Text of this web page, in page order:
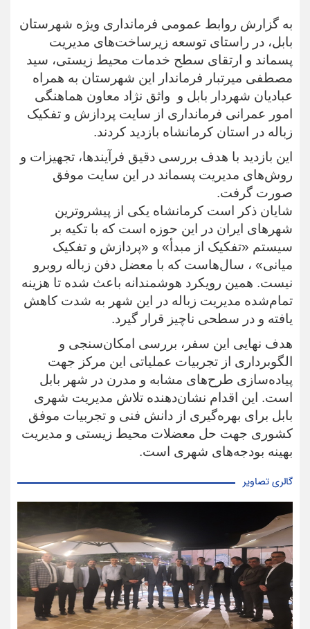
به گزارش روابط عمومی فرمانداری ویژه شهرستان
بابل، در راستای توسعه زیرساخت‌های مدیریت
پسماند و ارتقای سطح خدمات محیط زیستی، سید
مصطفی میرتبار فرماندار این شهرستان به همراه
عبادیان شهردار بابل و واثق نژاد معاون هماهنگی
امور عمرانی فرمانداری از سایت پردازش و تفکیک
زباله در استان کرمانشاه بازدید کردند.
این بازدید با هدف بررسی دقیق فرآیندها، تجهیزات و
روش‌های مدیریت پسماند در این سایت موفق
صورت گرفت.
شایان ذکر است کرمانشاه یکی از پیشروترین
شهرهای ایران در این حوزه است که با تکیه بر
سیستم «تفکیک از مبدأ» و «پردازش و تفکیک
میانی» ، سال‌هاست که با معضل دفن زباله روبرو
نیست. همین رویکرد هوشمندانه باعث شده تا هزینه
تمام‌شده مدیریت زباله در این شهر به شدت کاهش
یافته و در سطحی ناچیز قرار گیرد.
هدف نهایی این سفر، بررسی امکان‌سنجی و
الگوبرداری از تجربیات عملیاتی این مرکز جهت
پیاده‌سازی طرح‌های مشابه و مدرن در شهر بابل
است. این اقدام نشان‌دهنده تلاش مدیریت شهری
بابل برای بهره‌گیری از دانش فنی و تجربیات موفق
کشوری جهت حل معضلات محیط زیستی و مدیریت
بهینه بودجه‌های شهری است.
گالری تصاویر